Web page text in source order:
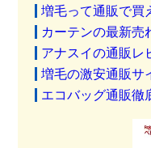
増毛って通販で買
カーテンの最新売
アナスイの通販レ
増毛の激安通販サ
エコバッグ通販徹